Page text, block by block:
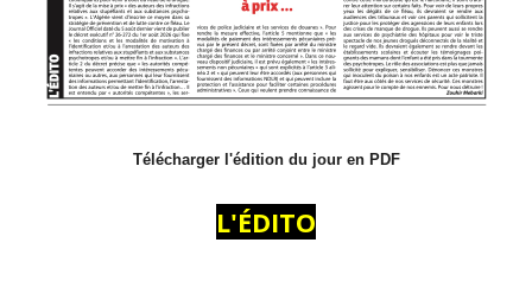
Télécharger l'édition du jour en PDF
L'ÉDITO